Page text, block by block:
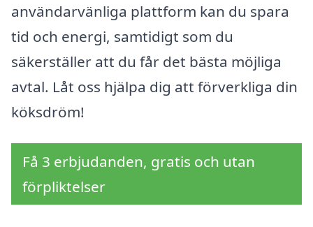
användarvänliga plattform kan du spara
tid och energi, samtidigt som du
säkerställer att du får det bästa möjliga
avtal. Låt oss hjälpa dig att förverkliga din
köksdröm!
Få 3 erbjudanden, gratis och utan
förpliktelser